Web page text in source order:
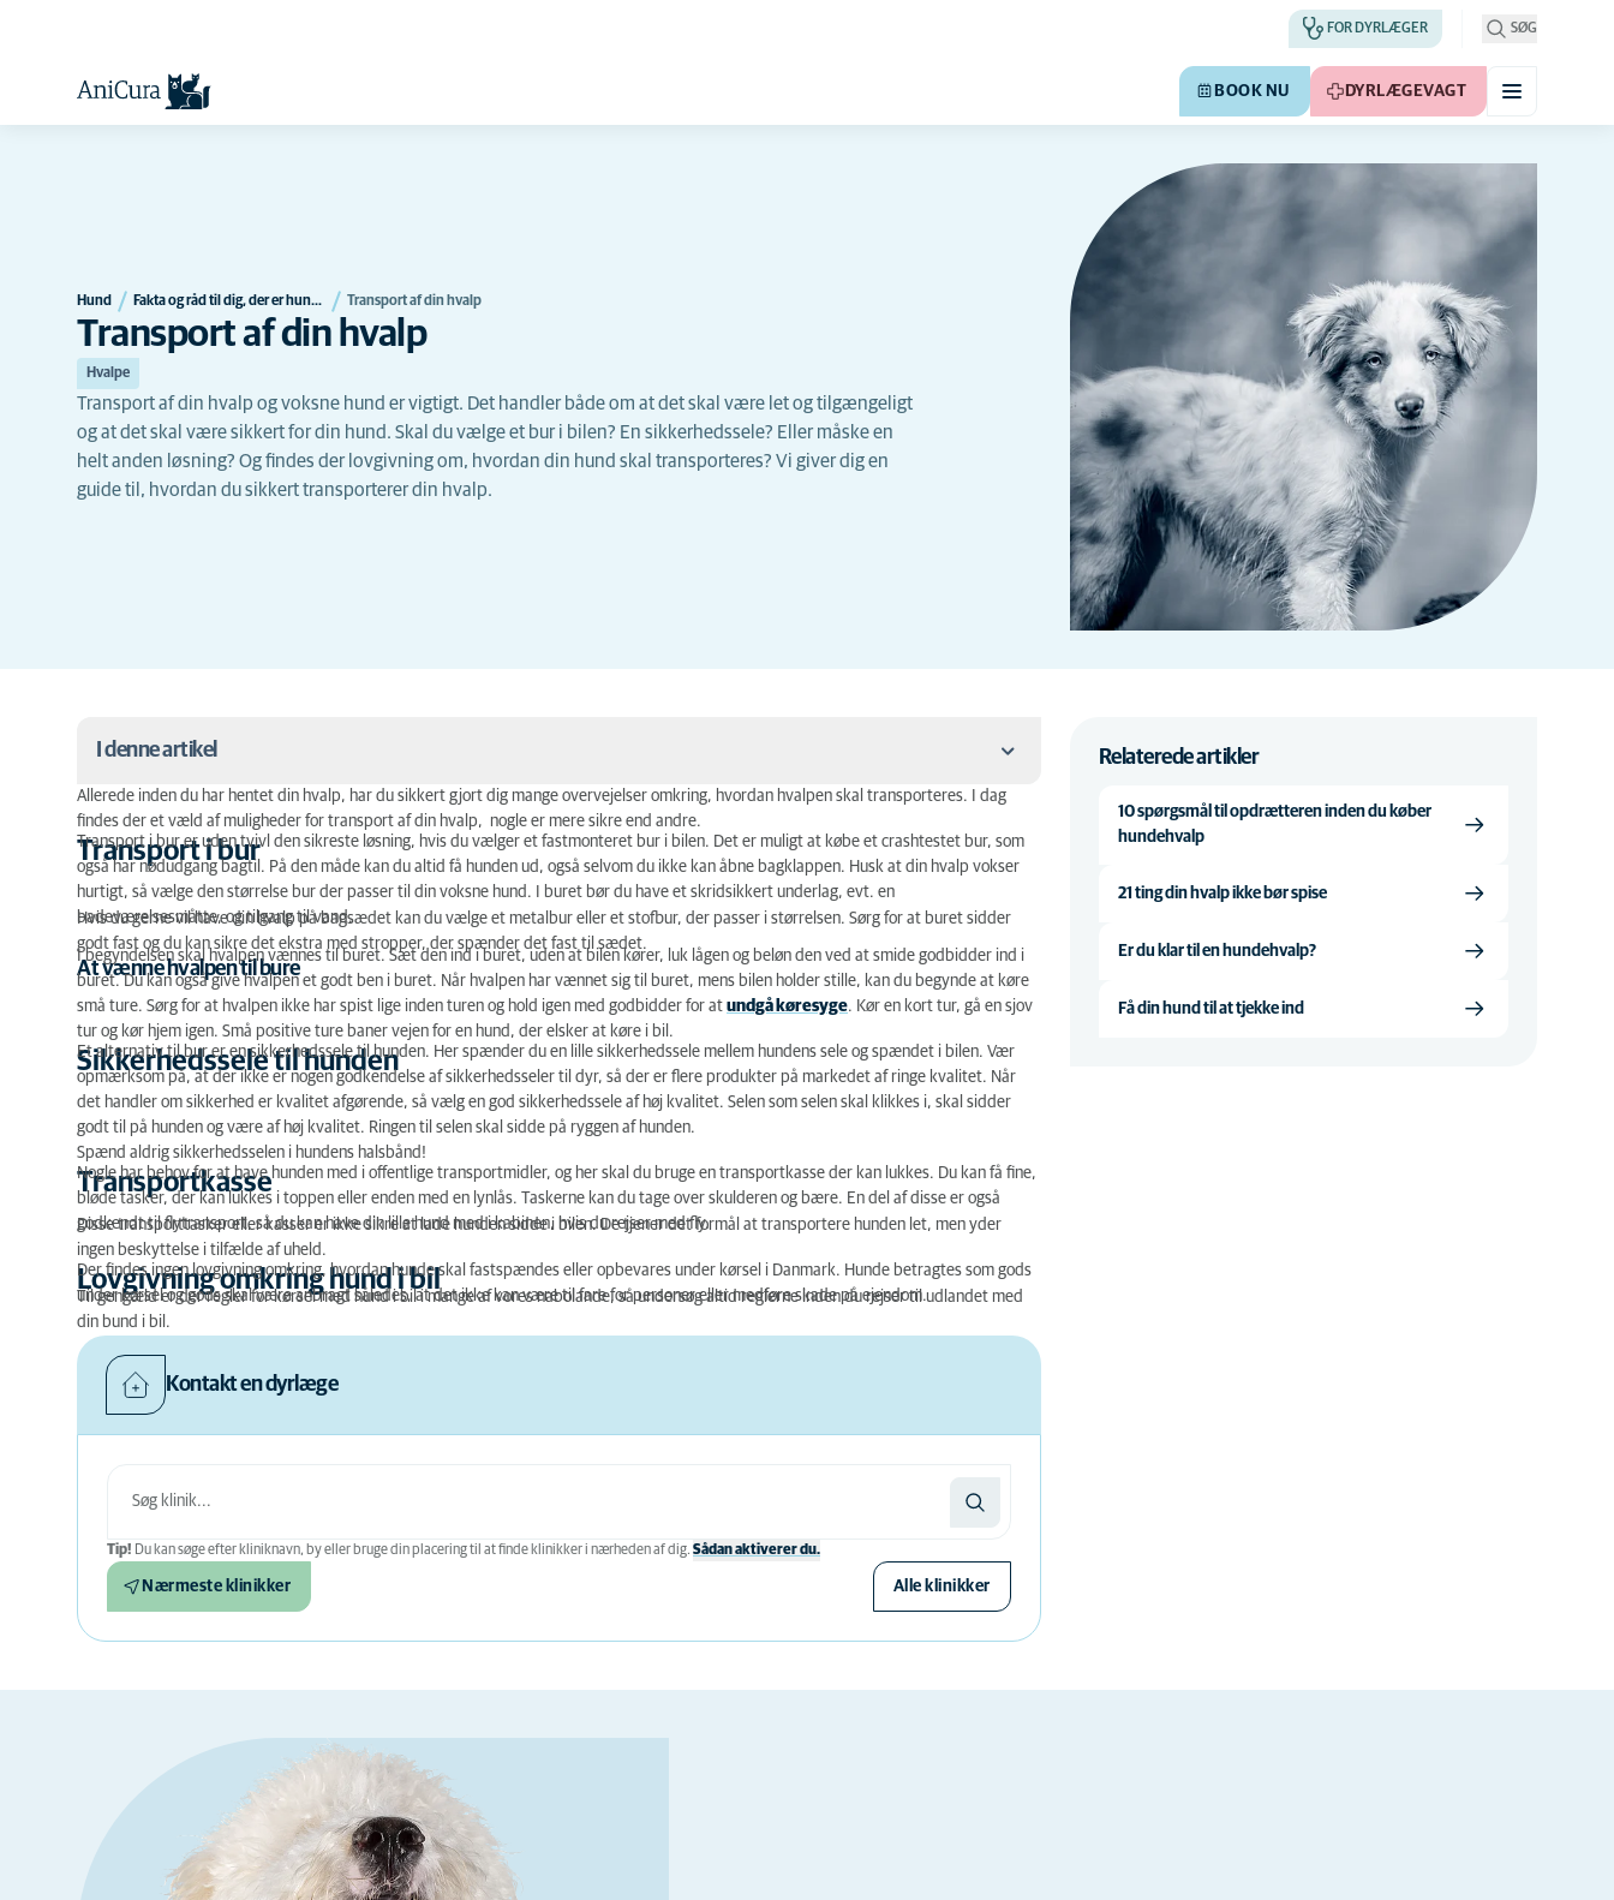
FOR DYRLÆGER SØG
BOOK NU DYRLÆGEVAGT
Hund Fakta og råd til dig, der er hundeejer Transport af din hvalp
Transport af din hvalp
Hvalpe
Transport af din hvalp og voksne hund er vigtigt. Det handler både om at det skal være let og tilgængeligt
og at det skal være sikkert for din hund. Skal du vælge et bur i bilen? En sikkerhedssele? Eller måske en
helt anden løsning? Og findes der lovgivning om, hvordan din hund skal transporteres? Vi giver dig en
guide til, hvordan du sikkert transporterer din hvalp.
I denne artikel
Transport i bur
Sikkerhedssele til hunden
Transportkasse
Lovgivning omkring hund i bil
Allerede inden du har hentet din hvalp, har du sikkert gjort dig mange overvejelser omkring, hvordan hvalpen skal transporteres. I dag
findes der et væld af muligheder for transport af din hvalp, nogle er mere sikre end andre.
Transport i bur
Transport i bur er uden tvivl den sikreste løsning, hvis du vælger et fastmonteret bur i bilen. Det er muligt at købe et crashtestet bur, som
også har nødudgang bagtil. På den måde kan du altid få hunden ud, også selvom du ikke kan åbne bagklappen. Husk at din hvalp vokser
hurtigt, så vælge den størrelse bur der passer til din voksne hund. I buret bør du have et skridsikkert underlag, evt. en
badeværelsesmåtte, og tilgang til vand.
Hvis du gerne vil have din hvalp på bagsædet kan du vælge et metalbur eller et stofbur, der passer i størrelsen. Sørg for at buret sidder
godt fast og du kan sikre det ekstra med stropper, der spænder det fast til sædet.
At vænne hvalpen til bure
I begyndelsen skal hvalpen vænnes til buret. Sæt den ind i buret, uden at bilen kører, luk lågen og beløn den ved at smide godbidder ind i
buret. Du kan også give hvalpen et godt ben i buret. Når hvalpen har vænnet sig til buret, mens bilen holder stille, kan du begynde at køre
små ture. Sørg for at hvalpen ikke har spist lige inden turen og hold igen med godbidder for at undgå køresyge. Kør en kort tur, gå en sjov
tur og kør hjem igen. Små positive ture baner vejen for en hund, der elsker at køre i bil.
Sikkerhedssele til hunden
Et alternativ til bur er en sikkerhedssele til hunden. Her spænder du en lille sikkerhedssele mellem hundens sele og spændet i bilen. Vær
opmærksom på, at der ikke er nogen godkendelse af sikkerhedsseler til dyr, så der er flere produkter på markedet af ringe kvalitet. Når
det handler om sikkerhed er kvalitet afgørende, så vælg en god sikkerhedssele af høj kvalitet. Selen som selen skal klikkes i, skal sidder
godt til på hunden og være af høj kvalitet. Ringen til selen skal sidde på ryggen af hunden.
Spænd aldrig sikkerhedsselen i hundens halsbånd!
Transportkasse
Nogle har behov for at have hunden med i offentlige transportmidler, og her skal du bruge en transportkasse der kan lukkes. Du kan få fine,
bløde tasker, der kan lukkes i toppen eller enden med en lynlås. Taskerne kan du tage over skulderen og bære. En del af disse er også
godkendt til flytransport, så du kan have din lille hund med i kabinen, hvis du rejser med fly.
Disse transporttasker eller kasser er ikke sikre at lade hunden sidde i bilen. De tjener det formål at transportere hunden let, men yder
ingen beskyttelse i tilfælde af uheld.
Lovgivning omkring hund i bil
Der findes ingen lovgivning omkring, hvordan hunde skal fastspændes eller opbevares under kørsel i Danmark. Hunde betragtes som gods
under kørsel og gods skal være anbragt således, at det ikke kan være til fare for personer eller medføre skade på ejendom.
Til gengæld er der regler for kørsel med hund i bil i mange af vores nabolande, så undersøg altid reglerne inden du rejser til udlandet med
din bund i bil.
Kontakt en dyrlæge
Tip! Du kan søge efter kliniknavn, by eller bruge din placering til at finde klinikker i nærheden af ​​dig. Sådan aktiverer du.
Nærmeste klinikker Alle klinikker
Relaterede artikler
10 spørgsmål til opdrætteren inden du køber
hundehvalp
21 ting din hvalp ikke bør spise
Er du klar til en hundehvalp?
Få din hund til at tjekke ind